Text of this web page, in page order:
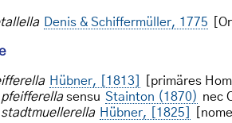
Denis & Schiffermüller, 1775
Hübner, [1813] [primäres
sensu Stainton (1870) nec
Hübner, [1825]